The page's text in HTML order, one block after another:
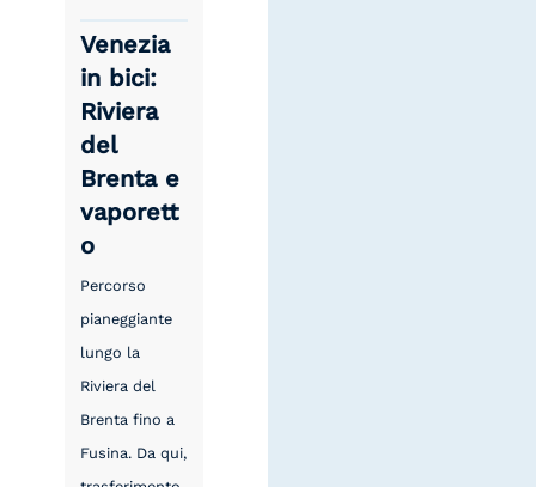
Venezia
in bici:
Riviera
del
Brenta e
vaporett
o
Percorso
pianeggiante
lungo la
Riviera del
Brenta fino a
Fusina. Da qui,